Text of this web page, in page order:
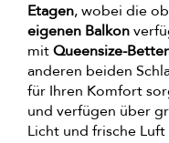
Etagen, wobei die
eigenen Balkon
mitQueensize-
anderen beiden
für Ihren Komfort
und verfügen über
Licht und frische Luft